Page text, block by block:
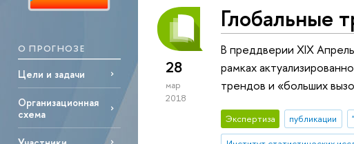
О ПРОГНОЗЕ
Цели и задачи
Организационная
схема
28
мар
2018
Глобальные
В преддверии XIX
рамках
трендов и «больших
Экспертиза публикации